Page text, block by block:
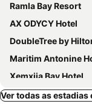
Ramla Bay Resort
AX ODYCY Hotel
DoubleTree by
Maritim Antonine
Xemxija Bay Hotel
Mayflower Hotel
Ver todas as estadias